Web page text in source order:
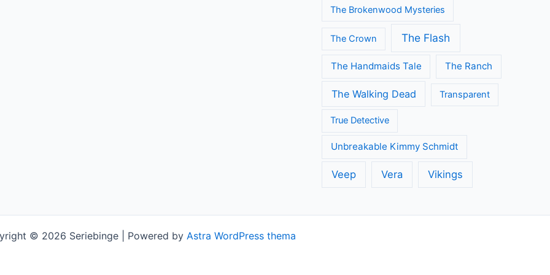
The Brokenwood Mysteries
The Crown The Flash
The Handmaids Tale The Ranch
The Walking Dead Transparent
True Detective
Unbreakable Kimmy Schmidt
Veep Vera Vikings
© 2026 Seriebinge | Powered by Astra WordPress thema